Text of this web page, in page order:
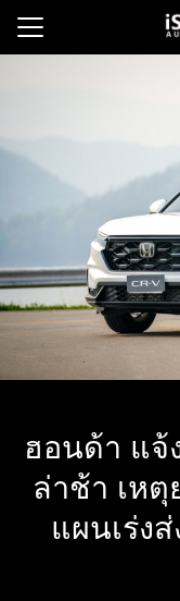
us
ฮอนด้า แจ้
ล่าช้า เห
แผนเร่ง